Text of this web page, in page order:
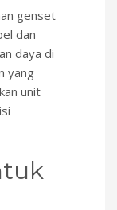
genset
dan
daya di
yang
unit